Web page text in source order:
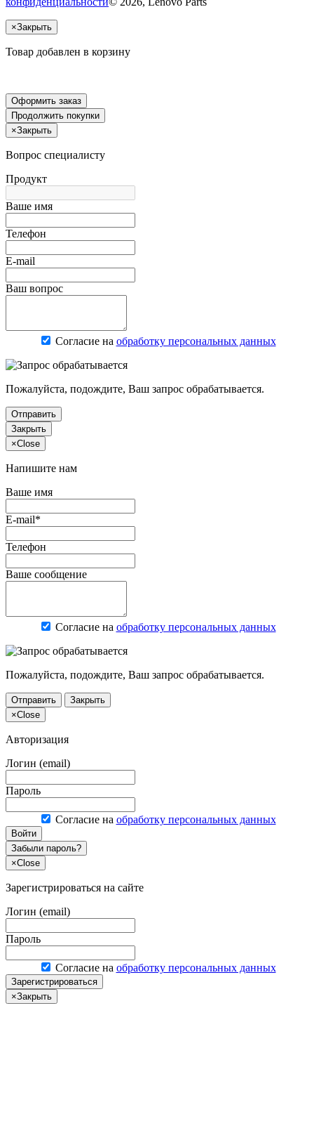
×Закрыть
Товар добавлен в корзину
Оформить заказ
Продолжить покупки
×Закрыть
Вопрос специалисту
Продукт
Ваше имя
Телефон
E-mail
Ваш вопрос
Согласие на обработку персональных данных
Пожалуйста, подождите, Ваш запрос обрабатывается.
Отправить
Закрыть
×Close
Напишите нам
Ваше имя
E-mail*
Телефон
Ваше сообщение
Согласие на обработку персональных данных
Пожалуйста, подождите, Ваш запрос обрабатывается.
Отправить
Закрыть
×Close
Авторизация
Логин (email)
Пароль
Согласие на обработку персональных данных
Войти
Забыли пароль?
×Close
Зарегистрироваться на сайте
Логин (email)
Пароль
Согласие на обработку персональных данных
Зарегистрироваться
×Закрыть